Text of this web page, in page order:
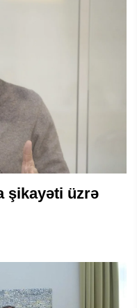
şikayəti üzrə